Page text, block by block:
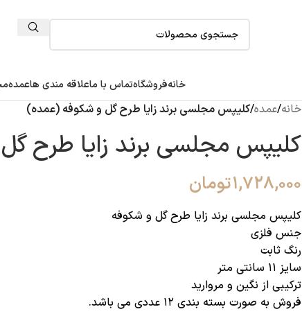
خانهفروشگاهتماس با ماعلاقه مندی هاعمده
خانه/عمده/کلیپس مجلسی برند زایا طرح گل و شکوفه (عمده)
کلیپس مجلسی برند زایا طرح
۱,۷۲۸,۰۰۰تومان
کلیپس مجلسی برند زایا طرح گل و شکوفه
جنس فلزی
رنگ ثابت
سایز ۱۱ سانتی متر
ترکیبی از نگین و مروارید
فروش به صورت بسته بندی ۱۲ عددی می باشد.